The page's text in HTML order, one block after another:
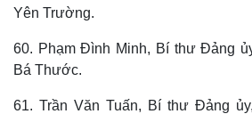
Yên Trường.
60. Phạm Đình Minh, Bí thư Đảng
Bá Thước.
61. Trần Văn Tuấn, Bí thư Đảng